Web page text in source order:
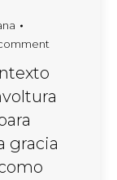
gracia